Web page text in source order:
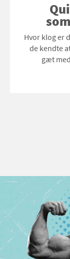
Hvor klog er
de kendte
gæt